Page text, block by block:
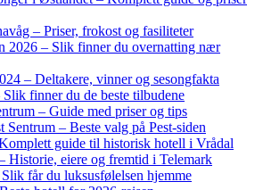
– Priser, frokost og fasiliteter
2026 – Slik finner du overnatting nær
– Deltakere, vinner og sesongfakta
Slik finner du de beste tilbudene
– Guide med priser og tips
Sentrum – Beste valg på Pest-siden
guide til historisk hotell i Vrådal
Historie, eiere og fremtid i Telemark
får du luksusfølelsen hjemme